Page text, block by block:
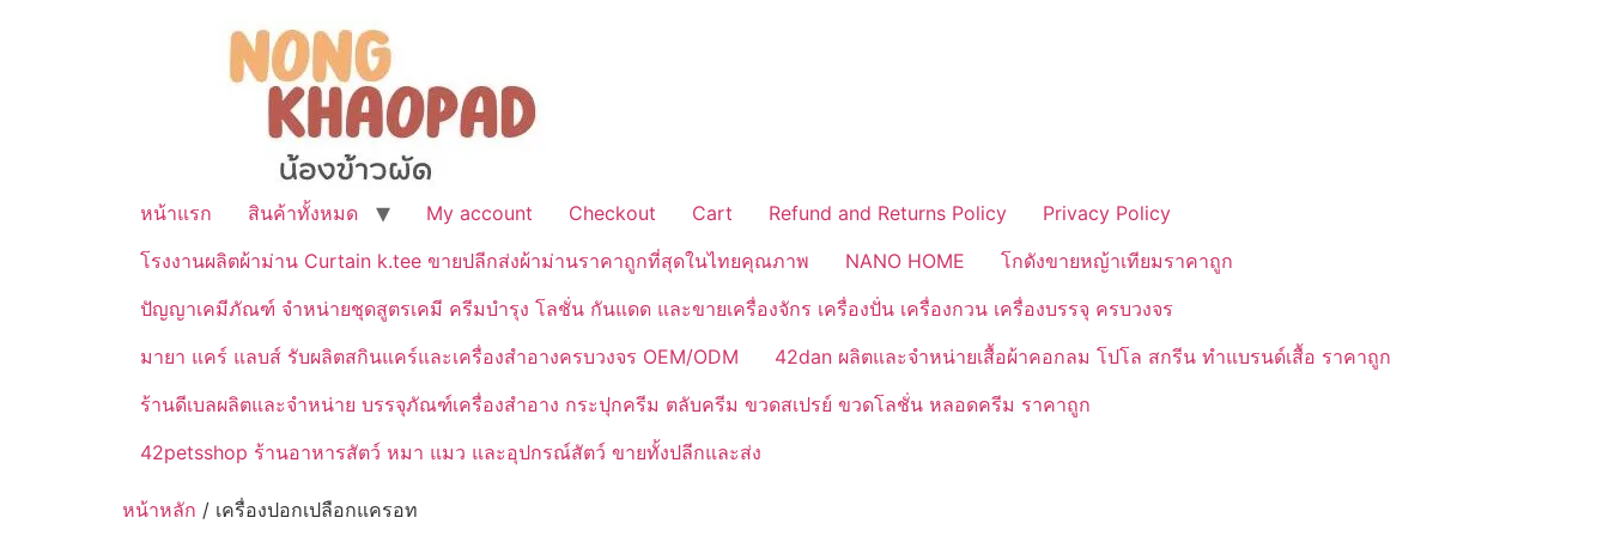
หน้าแรก สินค้าทั้งหมด My account Checkout Cart Refund and Returns Policy
Privacy Policy
โรงงานผลิตผ้าม่าน Curtain k.tee ขายปลีกส่งผ้าม่านราคาถูกที่สุดในไทยคุณภาพ
NANO HOME
โกดังขายหญ้าเทียมราคาถูก
ปัญญาเคมีภัณฑ์ จำหน่ายชุดสูตรเคมี ครีมบำรุง โลชั่น กันแดด และขายเครื่องจักร เครื่องปั่น เครื่องกวน เครื่องบรรจุ ครบวงจร
มายา แคร์ แลบส์ รับผลิตสกินแคร์และเครื่องสำอางครบวงจร OEM/ODM
42dan ผลิตและจำหน่ายเสื้อผ้าคอกลม โปโล สกรีน ทำแบรนด์เสื้อ ราคาถูก
ร้านดีเบลผลิตและจำหน่าย บรรจุภัณฑ์เครื่องสำอาง กระปุกครีม ตลับครีม ขวดสเปรย์ ขวดโลชั่น หลอดครีม ราคาถูก
42petsshop ร้านอาหารสัตว์ หมา แมว และอุปกรณ์สัตว์ ขายทั้งปลีกและส่ง
หน้าหลัก / เครื่องปอกเปลือกแครอท